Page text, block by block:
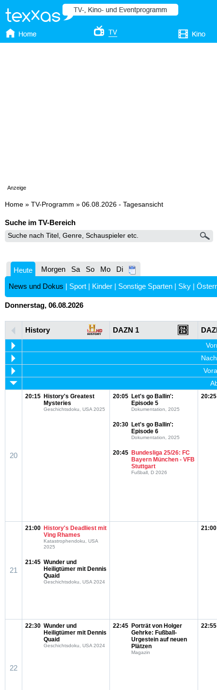
Anzeige
Home » TV-Programm » 06.08.2026 - Tagesansicht
Suche im TV-Bereich
Heute Morgen Sa So Mo Di
News und Dokus | Sport | Kinder | Sonstige Sparten | Sky |
Donnerstag, 06.08.2026
History DAZN 1
20
20:15 History's Greatest
Mysteries
Geschichtsdoku, USA 2025
20:05 Let's go Ballin':
Episode 5
Dokumentation, 2025
20:30 Let's go Ballin':
Episode 6
Dokumentation, 2025
20:45 Bundesliga 25/26: FC
Bayern München - VFB
Stuttgart
Fußball, D 2026
20:25
21
21:00 History's Deadliest mit
Ving Rhames
Katastrophendoku, USA
2025
21:45 Wunder und
Heiligtümer mit Dennis
Quaid
Geschichtsdoku, USA 2024
21:00
22
22:30 Wunder und
Heiligtümer mit Dennis
Quaid
Geschichtsdoku, USA 2024
22:45 Porträt von Holger
Gehrke: Fußball-
Urgestein auf neuen
Plätzen
Magazin
22:55